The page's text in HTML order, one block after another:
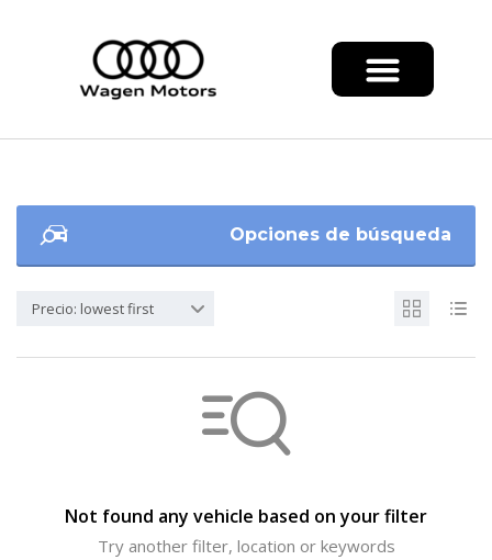
Opciones de búsqueda
Precio: lowest first
Not found any vehicle based on your filter
Try another filter, location or keywords